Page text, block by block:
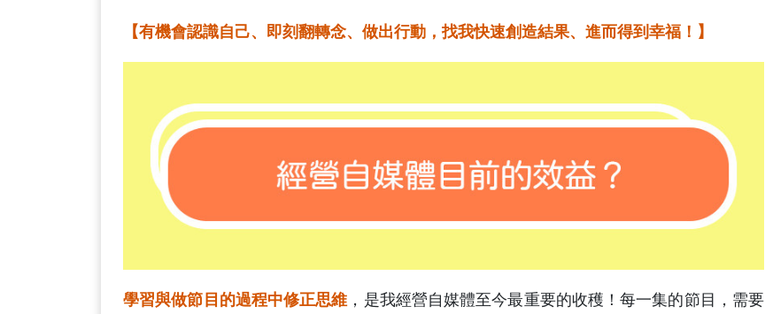
【有機會認識自己、即刻翻轉念、做出行動，找我快速創造結果、進而得到幸福！】
學習與做節目的過程中修正思維 ，是我經營自媒體至今最重要的收穫！每一集的節目，需要